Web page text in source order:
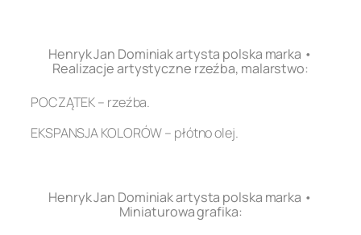
Henryk Jan Dominiak artysta polska marka •
Realizacje artystyczne rzeźba, malarstwo:
POCZĄTEK – rzeźba.
EKSPANSJA KOLORÓW – płótno olej.
Henryk Jan Dominiak artysta polska marka •
Miniaturowa grafika: